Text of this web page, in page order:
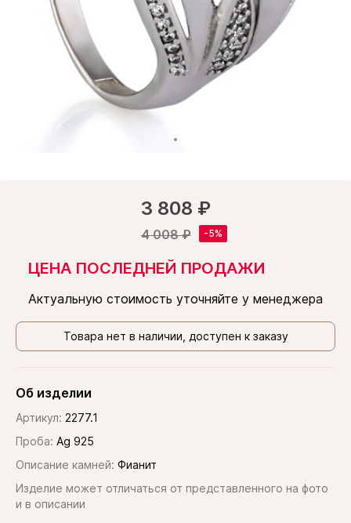
3 808 ₽
4 008 ₽
ЦЕНА ПОСЛЕДНЕЙ ПРОДАЖИ
Актуальную стоимость уточняйте у менеджера
Товара нет в наличии, доступен к заказу
Об изделии
Артикул: 2277.1
Проба: Ag 925
Описание камней: Фианит
Изделие может отличаться от представленного на фото
и в описании